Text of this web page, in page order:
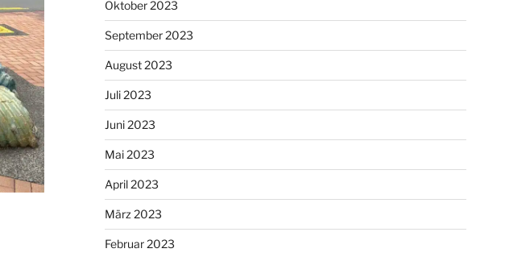
Oktober 2023
September 2023
August 2023
Juli 2023
Juni 2023
Mai 2023
April 2023
März 2023
Februar 2023